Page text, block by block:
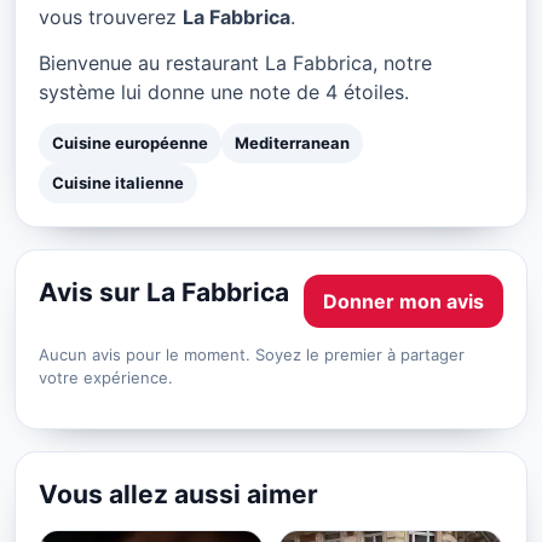
vous trouverez La Fabbrica.
Bienvenue au restaurant La Fabbrica, notre
système lui donne une note de 4 étoiles.
Cuisine européenne Mediterranean
Cuisine italienne
Avis sur La Fabbrica Donner mon avis
Aucun avis pour le moment. Soyez le premier à partager
votre expérience.
Vous allez aussi aimer